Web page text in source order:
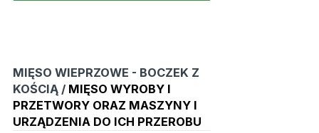
MIĘSO WIEPRZOWE - BOCZEK Z
KOŚCIĄ / MIĘSO WYROBY I
PRZETWORY ORAZ MASZYNY I
URZĄDZENIA DO ICH PRZEROBU